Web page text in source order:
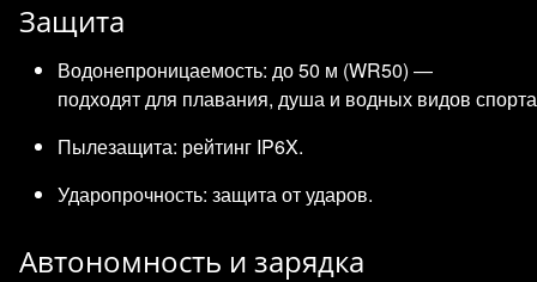
Защита
Водонепроницаемость: до 50 м (WR50) —
подходят для плавания, душа и водных видов
Пылезащита: рейтинг IP6X.
Ударопрочность: защита от ударов.
Автономность и зарядка